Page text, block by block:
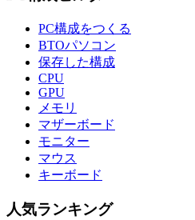
PC構成をつくる
BTOパソコン
保存した構成
CPU
GPU
メモリ
マザーボード
モニター
マウス
キーボード
人気ランキング